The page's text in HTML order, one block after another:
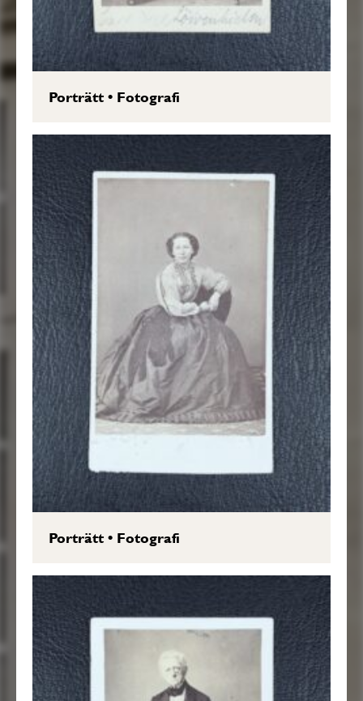
Porträtt• Fotografi
Porträtt• Fotografi